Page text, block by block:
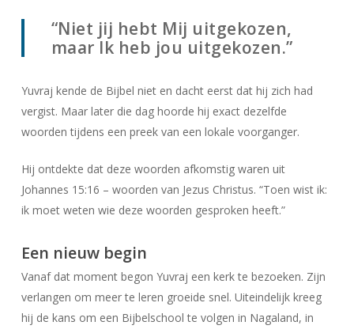
“Niet jij hebt Mij uitgekozen,
maar Ik heb jou uitgekozen.”
Yuvraj kende de Bijbel niet en dacht eerst dat hij zich had
vergist. Maar later die dag hoorde hij exact dezelfde
woorden tijdens een preek van een lokale voorganger.
Hij ontdekte dat deze woorden afkomstig waren uit
Johannes 15:16 – woorden van Jezus Christus. “Toen wist ik:
ik moet weten wie deze woorden gesproken heeft.”
Een nieuw begin
Vanaf dat moment begon Yuvraj een kerk te bezoeken. Zijn
verlangen om meer te leren groeide snel. Uiteindelijk kreeg
hij de kans om een Bijbelschool te volgen in Nagaland, in